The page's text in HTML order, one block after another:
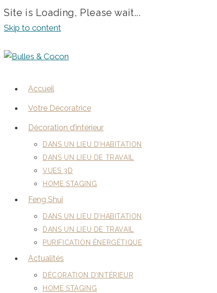
Site is Loading, Please wait...
Skip to content
Accueil
Votre Décoratrice
Décoration d’intérieur
DANS UN LIEU D’HABITATION
DANS UN LIEU DE TRAVAIL
VUES 3D
HOME STAGING
Feng Shui
DANS UN LIEU D’HABITATION
DANS UN LIEU DE TRAVAIL
PURIFICATION ÉNERGÉTIQUE
Actualités
DÉCORATION D’INTÉRIEUR
HOME STAGING